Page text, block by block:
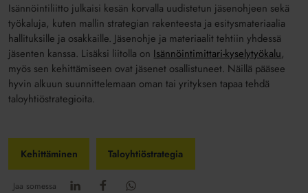
Isännöintiliitto julkaisi kesän korvalla uudistetun jäsenohjeen sekä
työkaluja, kuten mallin strategian rakenteesta ja esitysmateriaalia
hallituksille ja osakkaille. Jäsenohje ja materiaalit tehtiin yhdessä
jäsenten kanssa. Lisäksi liitolla on Isännöintimittari-kyselytyökalu,
myös sen kehittämiseen ovat jäsenet osallistuneet. Näillä pääsee
hyvin alkuun suunnittelemaan oman tai yrityksen tapaa tehdä
taloyhtiöstrategioita.
Kehittäminen Taloyhtiöstrategia
Jaa somessa